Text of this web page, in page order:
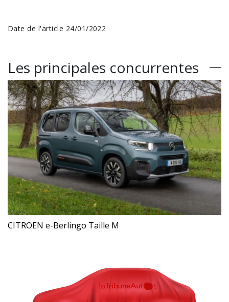
Date de l'article 24/01/2022
Les principales concurrentes
CITROEN e-Berlingo Taille M